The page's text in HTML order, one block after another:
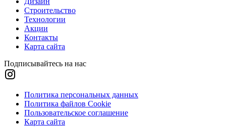
Строительство
Технологии
Акции
Контакты
Карта сайта
Подписывайтесь на нас
Политика персональных данных
Политика файлов Cookie
Пользовательское соглашение
Карта сайта